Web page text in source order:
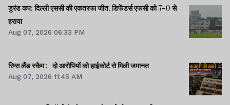
डुरंड कप: दिल्ली एससी की एकतरफा जीत, डिफेंडर्स एफसी को 7-0 से
हराया
Aug 07, 2026 06:33 PM
रिम्स लैंड स्कैम : दो आरोपियों को हाईकोर्ट से मिली जमानत
Aug 07, 2026 11:45 AM